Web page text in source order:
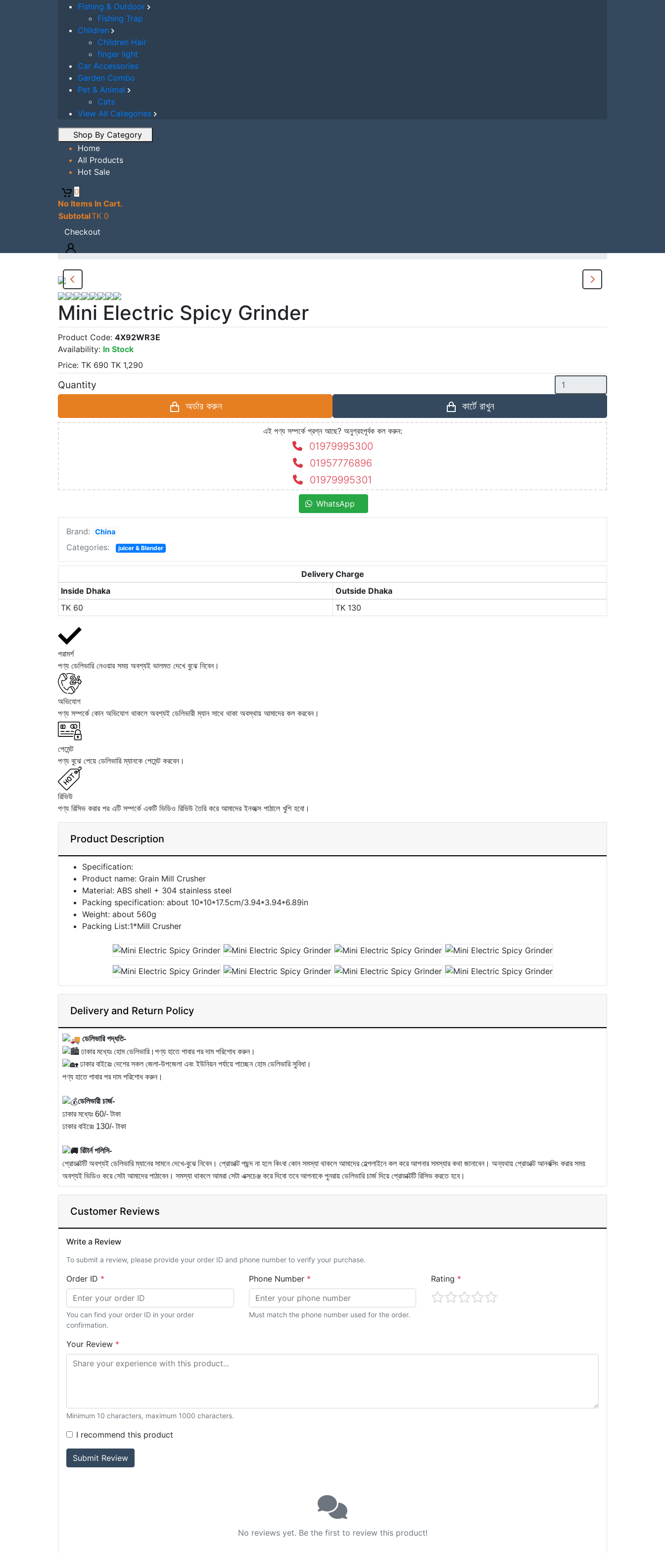
Children
Children Hair
finger light
Car Accessories
Garden Combo
Pet & Animal
Cats
View All Categories
Fishing & Outdoor
Fishing Trap
Children
Children Hair
finger light
Car Accessories
Garden Combo
Pet & Animal
Cats
View All Categories
Shop By Category
Home
All Products
Hot Sale
0
No Items In Cart.
SubtotalTK 0
Checkout
Home
Mini Electric Spicy Grinder
Product Code: 4X92WR3E
Availability: In Stock
Price: TK 690 TK 1,290
Quantity
অর্ডার করুন কার্টে রাখুন
এই পণ্য সম্পর্কে প্রশ্ন আছে? অনুগ্রহপূর্বক কল করুন:
01979995300
01957776896
01979995301
WhatsApp
Brand: China
Categories: juicer & Blender
Delivery Charge
Inside Dhaka
Outside Dhaka
TK 60 TK 130
পরামর্শ
পণ্য ডেলিভারি নেওয়ার সময় অবশ্যই ভালমত দেখে বুঝে নিবেন।
অভিযোগ
পণ্য সম্পর্কে কোন অভিযোগ থাকলে অবশ্যই ডেলিভারী ম্যান সাথে থাকা অবস্থায় আমাদের কল করবেন।
পেমেন্ট
পণ্য বুঝে পেয়ে ডেলিভারি ম্যানকে পেমেন্ট করবেন।
রিভিউ
পণ্য রিসিভ করার পর এটি সম্পর্কে একটি ভিডিও রিভিউ তৈরি করে আমাদের ইনবক্সে পাঠালে খুশি হবো।
Product Description
Specification:
Product name: Grain Mill Crusher
Material: ABS shell + 304 stainless steel
Packing specification: about 10*10*17.5cm/3.94*3.94*6.89in
Weight: about 560g
Packing List:1*Mill Crusher
Delivery and Return Policy
ডেলিভারি পদ্ধতি-
ঢাকার মধ্যেঃ হোম ডেলিভারি।পণ্য হাতে পাবার পর দাম পরিশোধ করুন।
ঢাকার বাইরেঃ দেশের সকল জেলা-উপজেলা এবং ইউনিয়ন পর্যায়ে পাচ্ছেন হোম ডেলিভারি সুবিধা।
পণ্য হাতে পাবার পর দাম পরিশোধ করুন।
ডেলিভারী চার্জ-
ঢাকার মধ্যেঃ 60/- টাকা
ঢাকার বাইরেঃ 130/- টাকা
রিটার্ন পলিসি-
প্রোডাক্টটি অবশ্যই ডেলিভারি ম্যানের সামনে দেখে-বুঝে নিবেন। প্রোডাক্ট পছন্দ না হলে কিংবা কোন সমস্যা থাকলে আমাদের হেল্পলাইনে কল করে আপনার সমস্যার কথা জানাবেন। অন্যথায় প্রোডাক্ট আনবক্সিং করার সময়
অবশ্যই ভিডিও করে সেটা আমাদের পাঠাবেন। সমস্যা থাকলে আমরা সেটা এক্সচেঞ্জ করে দিবো তবে আপনাকে পুনরায় ডেলিভারি চার্জ দিয়ে প্রোডাক্টটি রিসিভ করতে হবে।
Customer Reviews
Write a Review
To submit a review, please provide your order ID and phone number to verify your purchase.
Order ID *
You can find your order ID in your order
confirmation.
Phone Number *
Must match the phone number used for the order.
Rating *
Your Review *
Minimum 10 characters, maximum 1000 characters.
I recommend this product
Submit Review
No reviews yet. Be the first to review this product!